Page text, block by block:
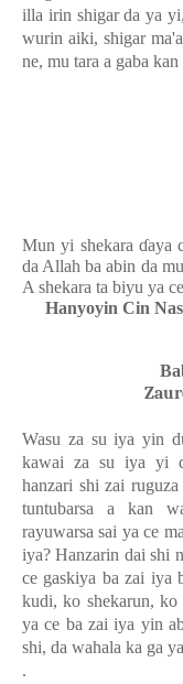
illa irin shigar da ya
wurin aiki, shigar
ne, mu tara a gaba
Mun yi shekara ɗaya
da Allah ba abin da
A shekara ta biyu ya
Hanyoyin Cin
Wasu za su iya yin
kawai za su iya yi
hanzari shi zai
tuntubarsa a kan
rayuwarsa sai ya ce
iya? Hanzarin dai shi
ce gaskiya ba zai iya
kudi, ko shekarun,
ya ce ba zai iya yin
shi, da wahala ka ga
.